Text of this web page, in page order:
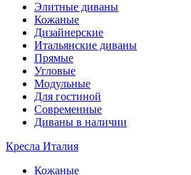
Элитные диваны
Кожаные
Дизайнерские
Итальянские диваны
Прямые
Угловые
Модульные
Для гостиной
Современные
Диваны в наличии
Кресла Италия
Кожаные